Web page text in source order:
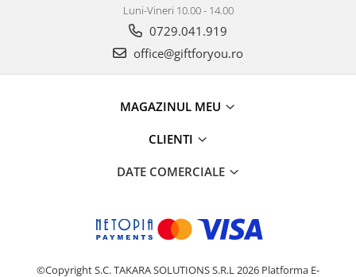
Luni-Vineri 10.00 - 14.00
0729.041.919
office@giftforyou.ro
MAGAZINUL MEU
CLIENTI
DATE COMERCIALE
©Copyright S.C. TAKARA SOLUTIONS S.R.L 2026 Platforma E-